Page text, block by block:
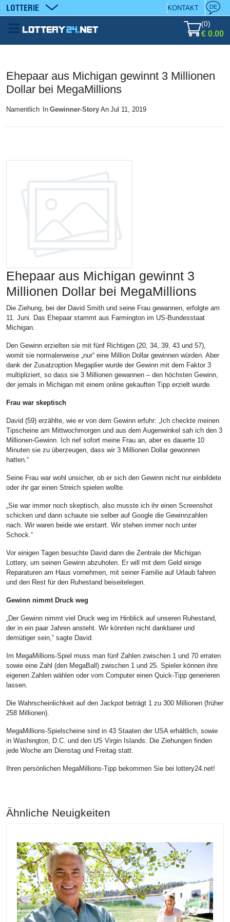
LOTTERIE KONTAKT DE
(0)
€ 0.00
Ehepaar aus Michigan gewinnt 3 Millionen
Dollar bei MegaMillions
Namentlich In Gewinner-Story An Jul 11, 2019
Ehepaar aus Michigan gewinnt 3
Millionen Dollar bei MegaMillions
Die Ziehung, bei der David Smith und seine Frau gewannen, erfolgte am
11. Juni. Das Ehepaar stammt aus Farmington im US-Bundesstaat
Michigan.
Den Gewinn erzielten sie mit fünf Richtigen (20, 34, 39, 43 und 57),
womit sie normalerweise „nur“ eine Million Dollar gewinnen würden. Aber
dank der Zusatzoption Megaplier wurde der Gewinn mit dem Faktor 3
multipliziert, so dass sie 3 Millionen gewannen – den höchsten Gewinn,
der jemals in Michigan mit einem online gekauften Tipp erzielt wurde.
Frau war skeptisch
David (59) erzählte, wie er von dem Gewinn erfuhr: „Ich checkte meinen
Tipscheine am Mittwochmorgen und aus dem Augenwinkel sah ich den 3
Millionen-Gewinn. Ich rief sofort meine Frau an, aber es dauerte 10
Minuten sie zu überzeugen, dass wir 3 Millionen Dollar gewonnen
hatten.“
Seine Frau war wohl unsicher, ob er sich den Gewinn nicht nur einbildete
oder ihr gar einen Streich spielen wollte.
„Sie war immer noch skeptisch, also musste ich ihr einen Screenshot
schicken und dann schaute sie selber auf Google die Gewinnzahlen
nach. Wir waren beide wie erstarrt. Wir stehen immer noch unter
Schock.“
Vor einigen Tagen besuchte David dann die Zentrale der Michigan
Lottery, um seinen Gewinn abzuholen. Er will mit dem Geld einige
Reparaturen am Haus vornehmen, mit seiner Familie auf Urlaub fahren
und den Rest für den Ruhestand beiseitelegen.
Gewinn nimmt Druck weg
„Der Gewinn nimmt viel Druck weg im Hinblick auf unseren Ruhestand,
der in ein paar Jahren ansteht. Wir könnten nicht dankbarer und
demütiger sein,“ sagte David.
Im MegaMillions-Spiel muss man fünf Zahlen zwischen 1 und 70 erraten
sowie eine Zahl (den MegaBall) zwischen 1 und 25. Spieler können ihre
eigenen Zahlen wählen oder vom Computer einen Quick-Tipp generieren
lassen.
Die Wahrscheinlichkeit auf den Jackpot beträgt 1 zu 300 Millionen (früher
258 Millionen).
MegaMillions-Spielscheine sind in 43 Staaten der USA erhältlich, sowie
in Washington, D.C. und den US Virgin Islands. Die Ziehungen finden
jede Woche am Dienstag und Freitag statt.
Ihren persönlichen MegaMillions-Tipp bekommen Sie bei lottery24.net!
Ähnliche Neuigkeiten